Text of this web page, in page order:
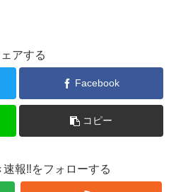
アする
Facebook
コピー
報‼をフォローする